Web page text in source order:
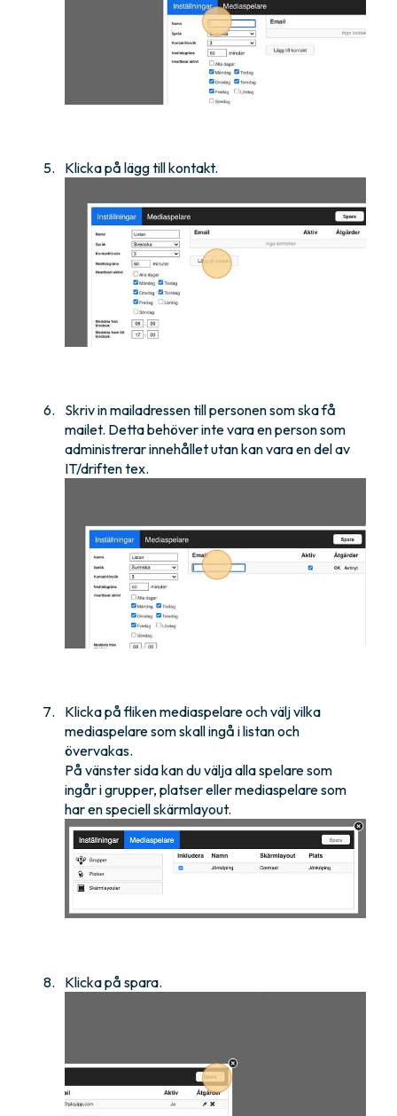
Klicka på lägg till kontakt.
Skriv in mailadressen till personen som ska få
mailet. Detta behöver inte vara en person som
administrerar innehållet utan kan vara en del av
IT/driften tex.
Klicka på fliken mediaspelare och välj vilka
mediaspelare som skall ingå i listan och
övervakas.
På vänster sida kan du välja alla spelare som
ingår i grupper, platser eller mediaspelare som
har en speciell skärmlayout.
Klicka på spara.